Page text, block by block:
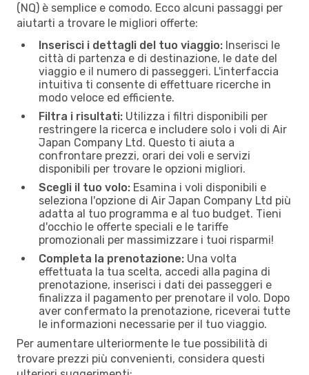
(NQ) è semplice e comodo. Ecco alcuni passaggi per
aiutarti a trovare le migliori offerte:
Inserisci i dettagli del tuo viaggio: Inserisci le
città di partenza e di destinazione, le date del
viaggio e il numero di passeggeri. L'interfaccia
intuitiva ti consente di effettuare ricerche in
modo veloce ed efficiente.
Filtra i risultati: Utilizza i filtri disponibili per
restringere la ricerca e includere solo i voli di Air
Japan Company Ltd. Questo ti aiuta a
confrontare prezzi, orari dei voli e servizi
disponibili per trovare le opzioni migliori.
Scegli il tuo volo: Esamina i voli disponibili e
seleziona l'opzione di Air Japan Company Ltd più
adatta al tuo programma e al tuo budget. Tieni
d'occhio le offerte speciali e le tariffe
promozionali per massimizzare i tuoi risparmi!
Completa la prenotazione: Una volta
effettuata la tua scelta, accedi alla pagina di
prenotazione, inserisci i dati dei passeggeri e
finalizza il pagamento per prenotare il volo. Dopo
aver confermato la prenotazione, riceverai tutte
le informazioni necessarie per il tuo viaggio.
Per aumentare ulteriormente le tue possibilità di
trovare prezzi più convenienti, considera questi